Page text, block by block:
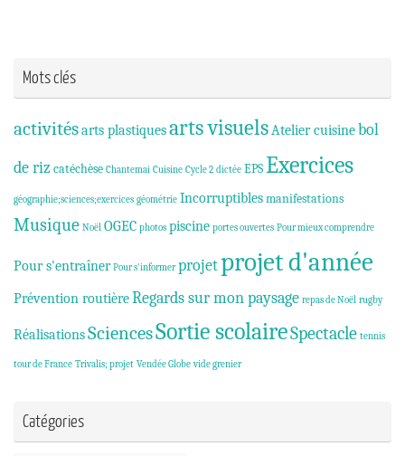
Mots clés
activitésarts plastiquesarts visuelsAtelier cuisinebol
de riz catéchèse Chantemai Cuisine Cycle 2 dictée EPSExercices
géographie;sciences;exercices géométrie Incorruptiblesmanifestations
Musique Noël OGEC photos piscine portes ouvertes Pour mieux comprendre
Pour s'entraîner Pour s'informer projetprojet d'année
Prévention routièreRegards sur mon paysage repas de Noël rugby
RéalisationsSciencesSortie scolaireSpectacle tennis
tour de France Trivalis; projet Vendée Globe vide grenier
Catégories